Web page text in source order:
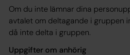
Om du inte lämnar dina
avtalet om deltagande i gruppen
då inte delta i gruppen.
Uppgifter om anhörig